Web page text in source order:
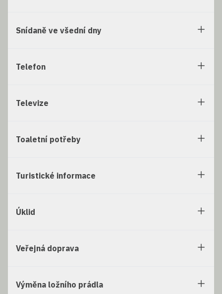
Snídaně ve všední dny
Telefon
Televize
Toaletní potřeby
Turistické informace
Úklid
Veřejná doprava
Výměna ložního prádla